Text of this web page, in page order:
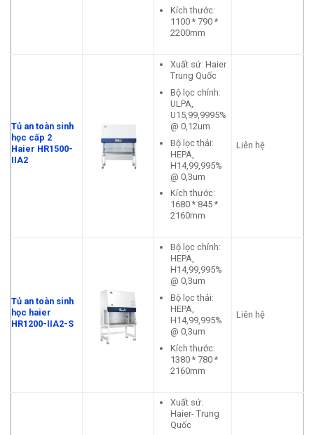
Kích thước:
1100 * 790 *
2200mm
Tủ an toàn sinh
học cấp 2
Haier HR1500-
IIA2
Xuất sứ: Haier
Trung Quốc
Bộ lọc chính:
ULPA,
U15,99,9995%
@ 0,12um
Bộ lọc thải:
HEPA,
H14,99,995%
@ 0,3um
Kích thước:
1680 * 845 *
2160mm
Liên hệ
Tủ an toàn sinh
học haier
HR1200-IIA2-S
Bộ lọc chính:
HEPA,
H14,99,995%
@ 0,3um
Bộ lọc thải:
HEPA,
H14,99,995%
@ 0,3um
Kích thước:
1380 * 780 *
2160mm
Liên hệ
Xuất sứ:
Haier- Trung
Quốc